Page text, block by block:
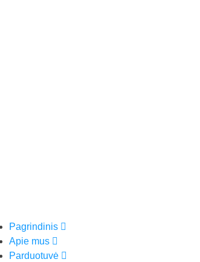
Pagrindinis
Apie mus
Parduotuvė